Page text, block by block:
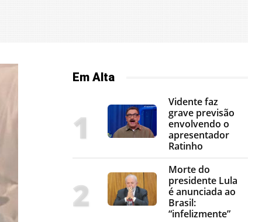
Em Alta
Vidente faz
grave previsão
envolvendo o
apresentador
Ratinho
Morte do
presidente Lula
é anunciada ao
Brasil:
“infelizmente”